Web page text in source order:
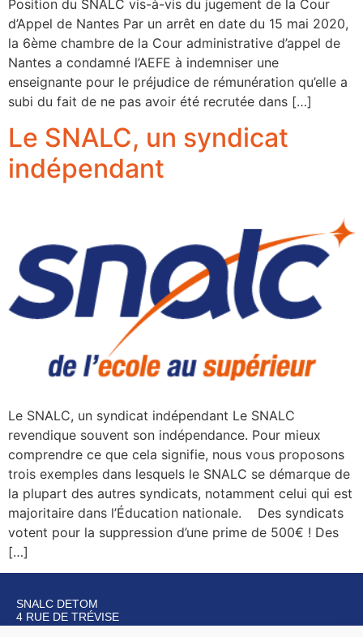
Position du SNALC vis-à-vis du jugement de la Cour
d’Appel de Nantes Par un arrêt en date du 15 mai 2020,
la 6ème chambre de la Cour administrative d’appel de
Nantes a condamné l’AEFE à indemniser une
enseignante pour le préjudice de rémunération qu’elle a
subi du fait de ne pas avoir été recrutée dans […]
Le SNALC, un syndicat
indépendant
Le SNALC, un syndicat indépendant Le SNALC
revendique souvent son indépendance. Pour mieux
comprendre ce que cela signifie, nous vous proposons
trois exemples dans lesquels le SNALC se démarque de
la plupart des autres syndicats, notamment celui qui est
majoritaire dans l’Éducation nationale. Des syndicats
votent pour la suppression d’une prime de 500€ ! Des
[…]
SNALC DETOM
4 RUE DE TRÉVISE
75009 PARIS